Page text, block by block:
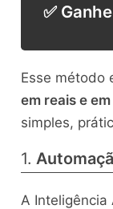
✅
Esse método
em reais e
simples,
1.
A